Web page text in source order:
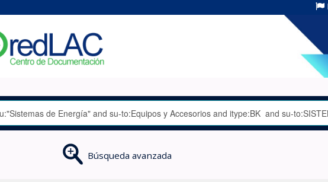
Búsqueda avanzada